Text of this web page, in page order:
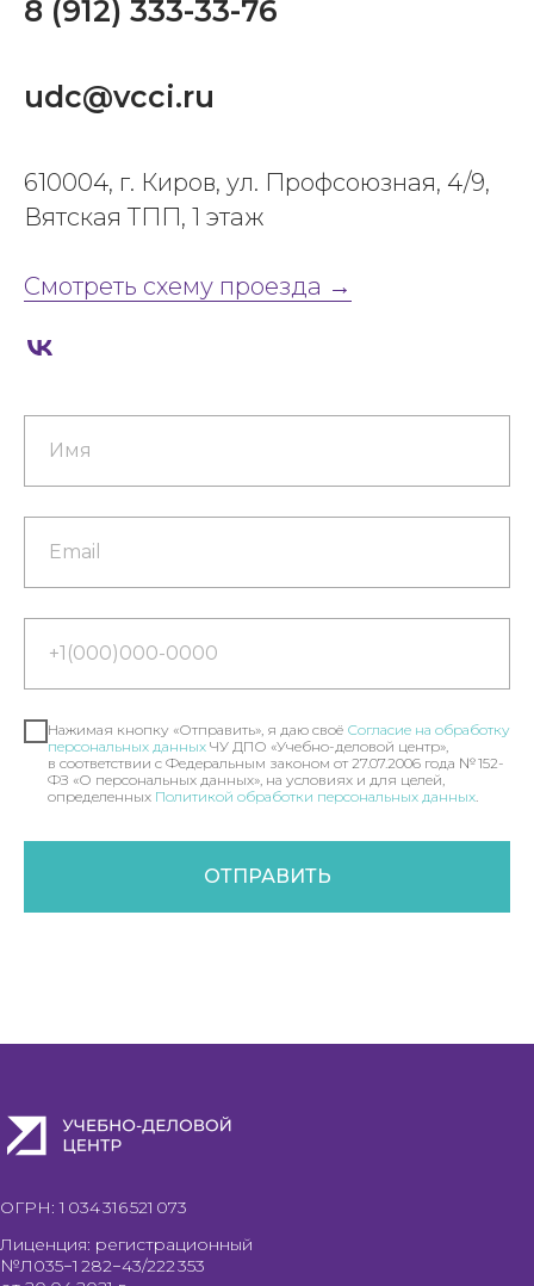
8 (912) 333-33-76
udc@vcci.ru
610004, г. Киров, ул. Профсоюзная, 4/9,
Вятская ТПП, 1 этаж
Смотреть схему проезда →
Нажимая кнопку «Отправить», я даю своё Согласие на обработку
персональных данных ЧУ ДПО «Учебно-деловой центр»,
в соответствии с Федеральным законом от 27.07.2006 года № 152-
ФЗ «О персональных данных», на условиях и для целей,
определенных Политикой обработки персональных данных.
ОТПРАВИТЬ
ОГРН: 1 034 316 521 073
Лиценция: регистрационный
№Л035−1 282−43/222 353